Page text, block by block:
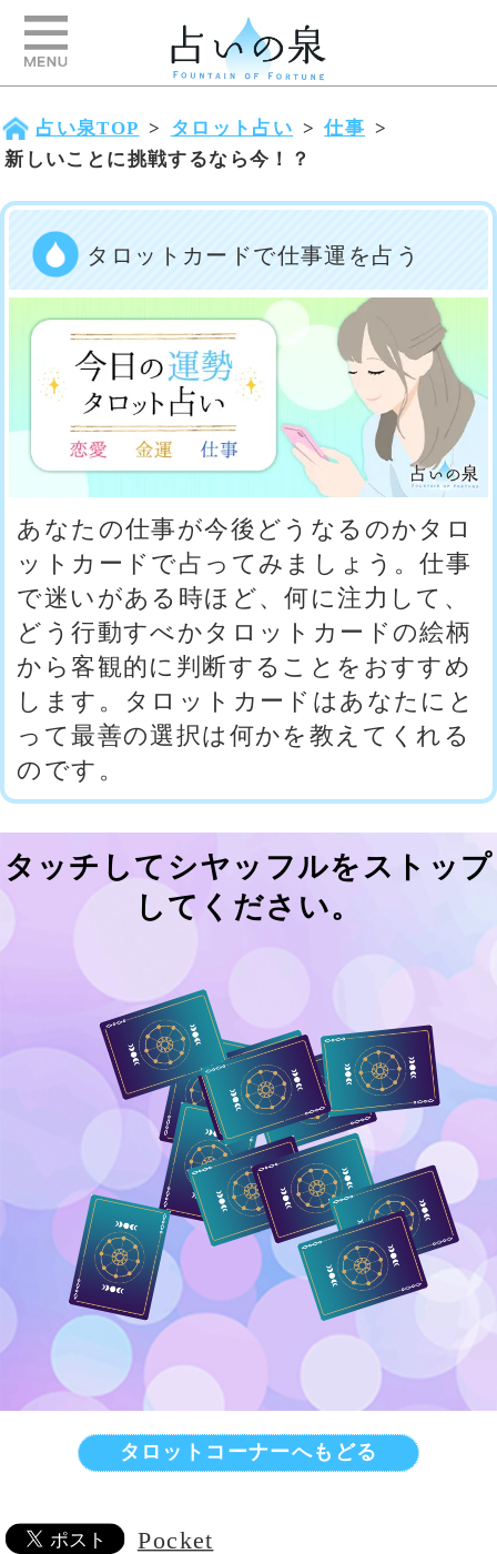
占い泉TOP > タロット占い > 仕事 >
新しいことに挑戦するなら今！？
あなたの仕事が今後どうなるのかタロ
ットカードで占ってみましょう。仕事
で迷いがある時ほど、何に注力して、
どう行動すべかタロットカードの絵柄
から客観的に判断することをおすすめ
します。タロットカードはあなたにと
って最善の選択は何かを教えてくれる
のです。
タッチしてシヤッフルをストップ
してください。
タロットコーナーへもどる
Pocket
占いをもっと深く知りたいあなたへ
星ひとみの天星術で、あの人との相
性を無料で少し見てみませんか？
無料で試す →